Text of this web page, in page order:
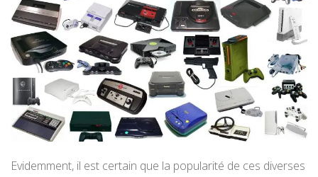
Evidemment, il est certain que la popularité de ces diverses